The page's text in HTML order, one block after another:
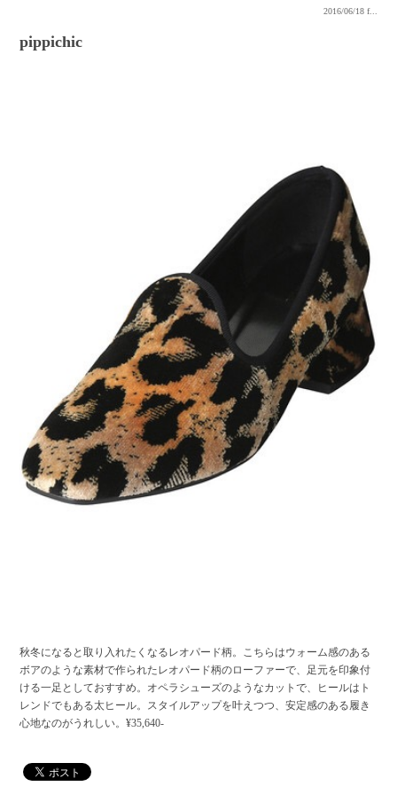
2016/06/18 f...
pippichic
秋冬になると取り入れたくなるレオパード柄。こちらはウォーム感のある
ボアのような素材で作られたレオパード柄のローファーで、足元を印象付
ける一足としておすすめ。オペラシューズのようなカットで、ヒールはト
レンドでもある太ヒール。スタイルアップを叶えつつ、安定感のある履き
心地なのがうれしい。¥35,640-